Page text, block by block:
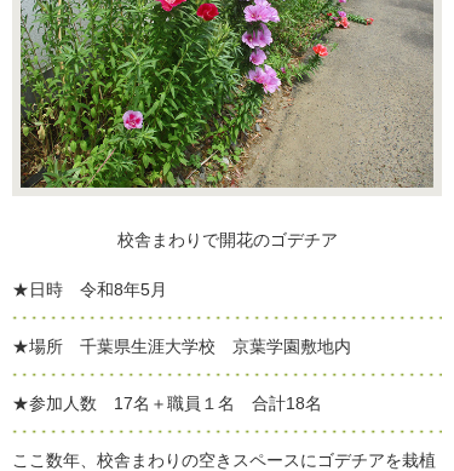
校舎まわりで開花のゴデチア
★日時 令和8年5月
★場所 千葉県生涯大学校 京葉学園敷地内
★参加人数 17名＋職員１名 合計18名
ここ数年、校舎まわりの空きスペースにゴデチアを栽植